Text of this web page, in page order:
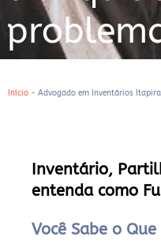
Início - Advogado em Inventários Itapira
Inventário,
entenda como
Você Sabe o